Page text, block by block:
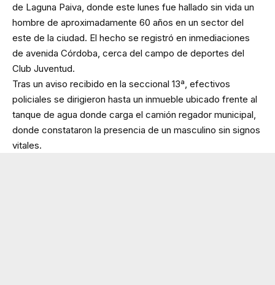
de Laguna Paiva, donde este lunes fue hallado sin vida un
hombre de aproximadamente 60 años en un sector del
este de la ciudad. El hecho se registró en inmediaciones
de avenida Córdoba, cerca del campo de deportes del
Club Juventud.
Tras un aviso recibido en la seccional 13ª, efectivos
policiales se dirigieron hasta un inmueble ubicado frente al
tanque de agua donde carga el camión regador municipal,
donde constataron la presencia de un masculino sin signos
vitales.